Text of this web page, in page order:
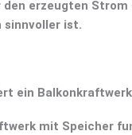
erzeugten
ist.
ein
mit Speicher